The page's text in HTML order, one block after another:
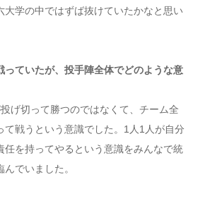
大学の中ではずば抜けていたかなと思い
っていたが、投手陣全体でどのような意
げ切って勝つのではなくて、チーム全
て戦うという意識でした。1人1人が自分
任を持ってやるという意識をみんなで統
でいました。